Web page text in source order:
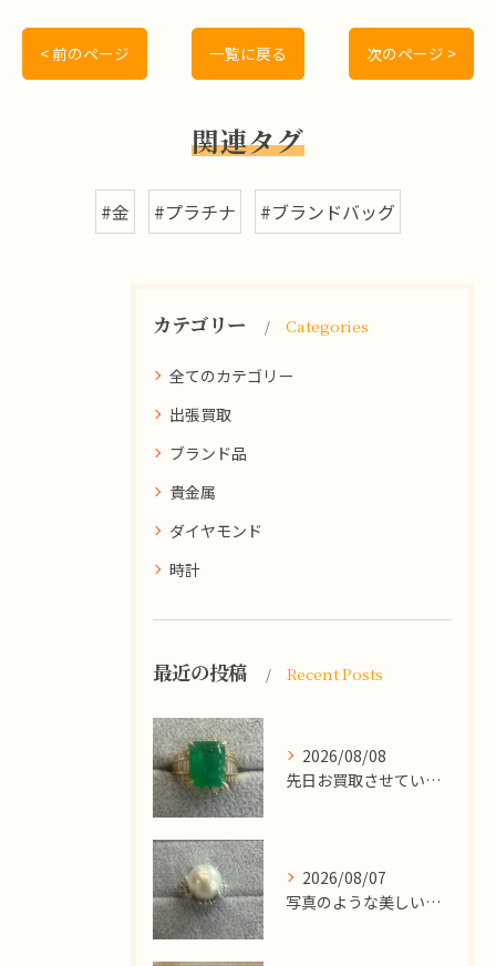
< 前のページ 一覧に戻る 次のページ >
関連タグ
#金 #プラチナ #ブランドバッグ
カテゴリー Categories
全てのカテゴリー
出張買取
ブランド品
貴金属
ダイヤモンド
時計
最近の投稿 Recent Posts
2026/08/08
先日お買取させていただいた
2026/08/07
写真のような美しい大粒のパールリングですが、